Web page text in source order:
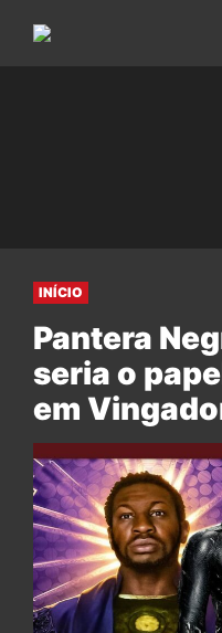
INÍCIO
Pantera
seria o
em